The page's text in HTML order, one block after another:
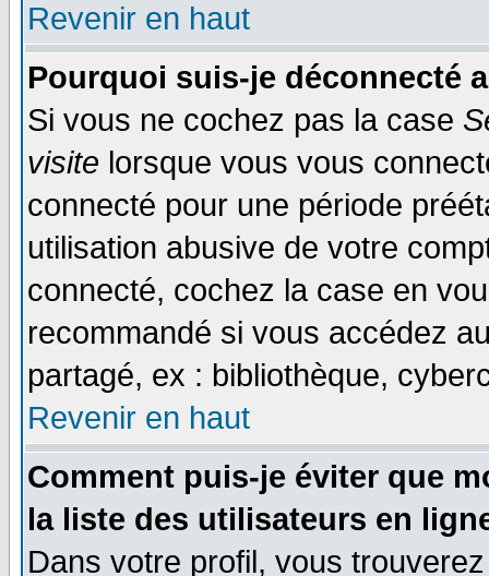
Revenir en haut
Pourquoi suis-je déconnecté
Si vous ne cochez pas la case
visite lorsque vous vous
connecté pour une période
utilisation abusive de votre
connecté, cochez la case en
recommandé si vous accédez
partagé, ex : bibliothèque,
Revenir en haut
Comment puis-je éviter que
la liste des utilisateurs en
Dans votre profil, vous